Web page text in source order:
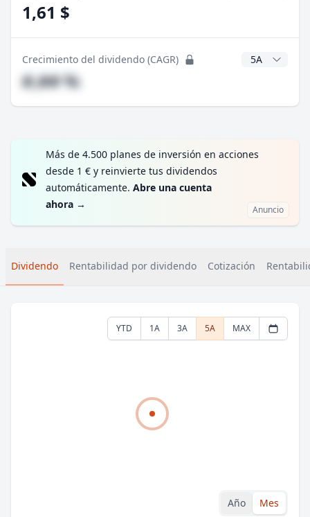
1,61 $
Crecimiento del dividendo (CAGR) Años CAGR
#,## %
Más de 4.500 planes de inversión en acciones
desde 1 € y reinvierte tus dividendos
automáticamente. Abre una cuenta
ahora → Anuncio
Dividendo Rentabilidad por dividendo Cotización
YTD 1A 3A 5A MAX
Año Mes